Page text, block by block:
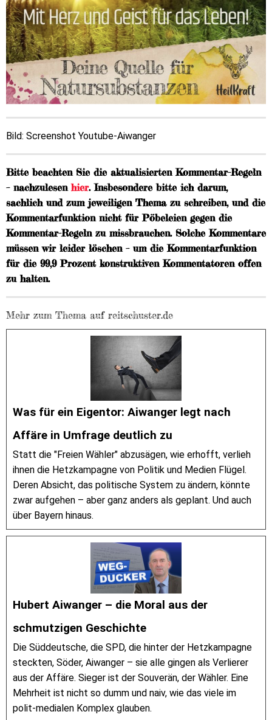
Bild: Screenshot Youtube-Aiwanger
Bitte beachten Sie die aktualisierten Kommentar-Regeln
– nachzulesenhier. Insbesondere bitte ich darum,
sachlich und zum jeweiligen Thema zu schreiben, und die
Kommentarfunktion nicht für Pöbeleien gegen die
Kommentar-Regeln zu missbrauchen. Solche Kommentare
müssen wir leider löschen – um die Kommentarfunktion
für die 99,9 Prozent konstruktiven Kommentatoren offen
zu halten.
Mehr zum Thema auf reitschuster.de
Was für ein Eigentor: Aiwanger legt nach
Affäre in Umfrage deutlich zu
Statt die "Freien Wähler" abzusägen, wie erhofft, verlieh
ihnen die Hetzkampagne von Politik und Medien Flügel.
Deren Absicht, das politische System zu ändern, könnte
zwar aufgehen – aber ganz anders als geplant. Und auch
über Bayern hinaus.
Hubert Aiwanger – die Moral aus der
schmutzigen Geschichte
Die Süddeutsche, die SPD, die hinter der Hetzkampagne
steckten, Söder, Aiwanger – sie alle gingen als Verlierer
aus der Affäre. Sieger ist der Souverän, der Wähler. Eine
Mehrheit ist nicht so dumm und naiv, wie das viele im
polit-medialen Komplex glauben.